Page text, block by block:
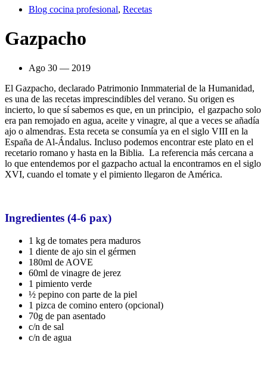
Blog cocina profesional, Recetas
Gazpacho
Ago 30 — 2019
El Gazpacho, declarado Patrimonio Inmmaterial de la Humanidad,
es una de las recetas imprescindibles del verano. Su origen es
incierto, lo que sí sabemos es que, en un principio, el gazpacho solo
era pan remojado en agua, aceite y vinagre, al que a veces se añadía
ajo o almendras. Esta receta se consumía ya en el siglo VIII en la
España de Al-Ándalus. Incluso podemos encontrar este plato en el
recetario romano y hasta en la Biblia. La referencia más cercana a
lo que entendemos por el gazpacho actual la encontramos en el siglo
XVI, cuando el tomate y el pimiento llegaron de América.
Ingredientes (4-6 pax)
1 kg de tomates pera maduros
1 diente de ajo sin el gérmen
180ml de AOVE
60ml de vinagre de jerez
1 pimiento verde
½ pepino con parte de la piel
1 pizca de comino entero (opcional)
70g de pan asentado
c/n de sal
c/n de agua